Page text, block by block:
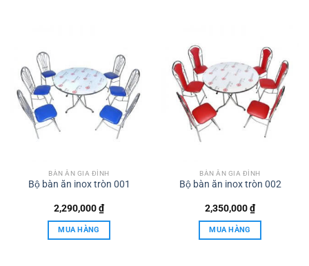
BÀN ĂN GIA ĐÌNH
Bộ bàn ăn inox tròn 001
2,290,000₫
MUA HÀNG
BÀN ĂN GIA ĐÌNH
Bộ bàn ăn inox tròn 002
2,350,000₫
MUA HÀNG